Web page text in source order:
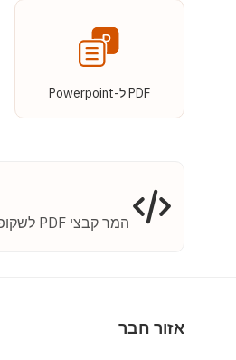
PDF ל-Powerpoint
המר קבצי PDF לשקופיות PowerPoint ניתנות לעריכה באפליקציה שלך באמצעות ConvertAPI.
אזור חבר